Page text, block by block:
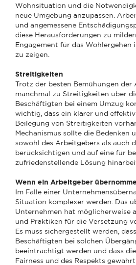
Wohnsituation und die
neue Umgebung anzupassen.
und angemessene
diese Herausforderungen zu
Engagement für das Wohlergehen
zu zeigen.
Streitigkeiten
Trotz der besten Bemühungen der
manchmal zu Streitigkeiten über
Beschäftigten bei einem Umzug
wichtig, dass ein klarer und
Beilegung von Streitigkeiten
Mechanismus sollte die Bedenken
sowohl des Arbeitgebers als auch
berücksichtigen und auf eine für
zufriedenstellende Lösung
Wenn ein Arbeitgeber
Im Falle einer
Situation komplexer werden. Das
Unternehmen hat möglicherweise
und Praktiken für die Versetzung
Es muss sichergestellt werden,
Beschäftigten bei solchen
beeinträchtigt werden und dass
Fairness und des Respekts gewahrt